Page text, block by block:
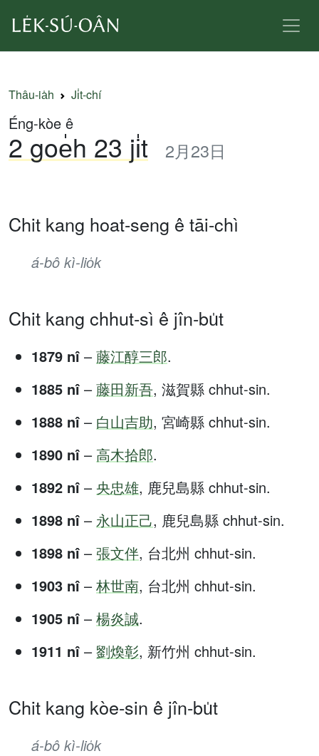
Thâu-ia̍h Ji̍t-chí
Éng-kòe ê
2 goe̍h 23 ji̍t 2月23日
Chit kang hoat-seng ê tāi-chì
á-bô kì-lio̍k
Chit kang chhut-sì ê jîn-bu̍t
1879 nî – 藤江醇三郎.
1885 nî – 藤田新吾, 滋賀縣 chhut-sin.
1888 nî – 白山吉助, 宮崎縣 chhut-sin.
1890 nî – 高木拾郎.
1892 nî – 央忠雄, 鹿兒島縣 chhut-sin.
1898 nî – 永山正己, 鹿兒島縣 chhut-sin.
1898 nî – 張文伴, 台北州 chhut-sin.
1903 nî – 林世南, 台北州 chhut-sin.
1905 nî – 楊炎誠.
1911 nî – 劉煥彰, 新竹州 chhut-sin.
Chit kang kòe-sin ê jîn-bu̍t
á-bô kì-lio̍k